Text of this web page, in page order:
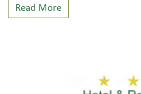
Read More